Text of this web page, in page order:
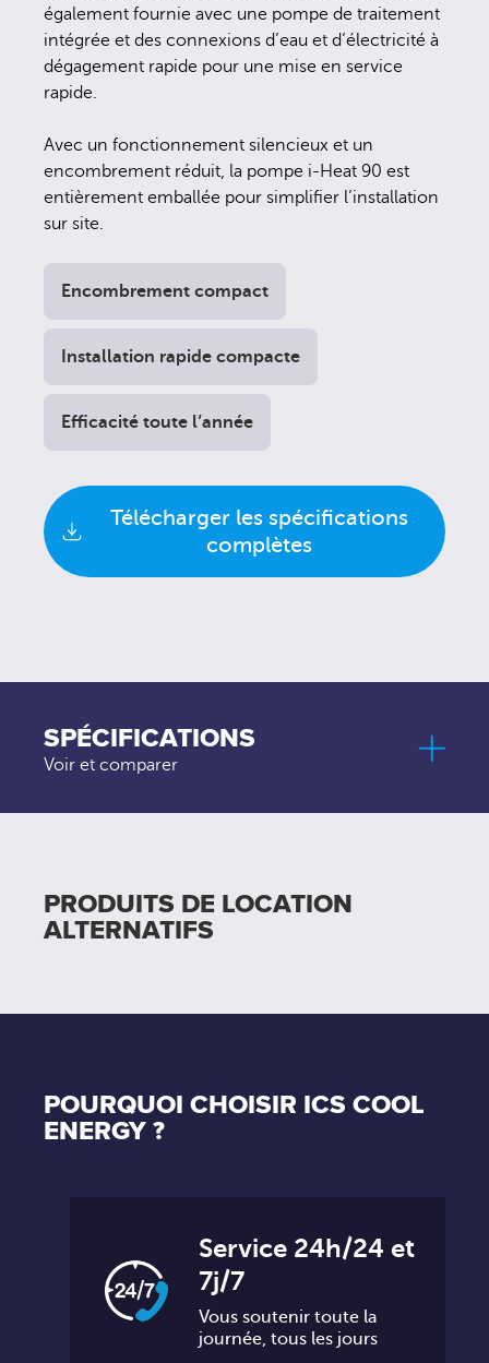
également fournie avec une pompe de traitement
intégrée et des connexions d’eau et d’électricité à
dégagement rapide pour une mise en service
rapide.
Avec un fonctionnement silencieux et un
encombrement réduit, la pompe i-Heat 90 est
entièrement emballée pour simplifier l’installation
sur site.
Encombrement compact
Installation rapide compacte
Efficacité toute l’année
Télécharger les spécifications
complètes
SPÉCIFICATIONS
Voir et comparer
PRODUITS DE LOCATION
ALTERNATIFS
POURQUOI CHOISIR ICS COOL
ENERGY ?
Service 24h/24 et
7j/7
Vous soutenir toute la
journée, tous les jours